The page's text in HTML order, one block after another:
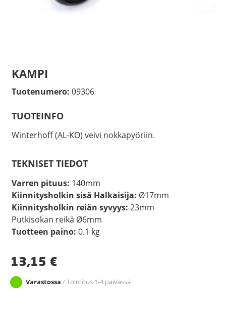
KAMPI
Tuotenumero: 09306
TUOTEINFO
Winterhoff (AL-KO) veivi nokkapyöriin.
TEKNISET TIEDOT
Varren pituus: 140mm
Kiinnitysholkin sisä Halkaisija: Ø17mm
Kiinnitysholkin reiän syvyys: 23mm
Putkisokan reikä Ø6mm
Tuotteen paino: 0.1 kg
13,15 €
Varastossa / Toimitus 1-4 päivässä